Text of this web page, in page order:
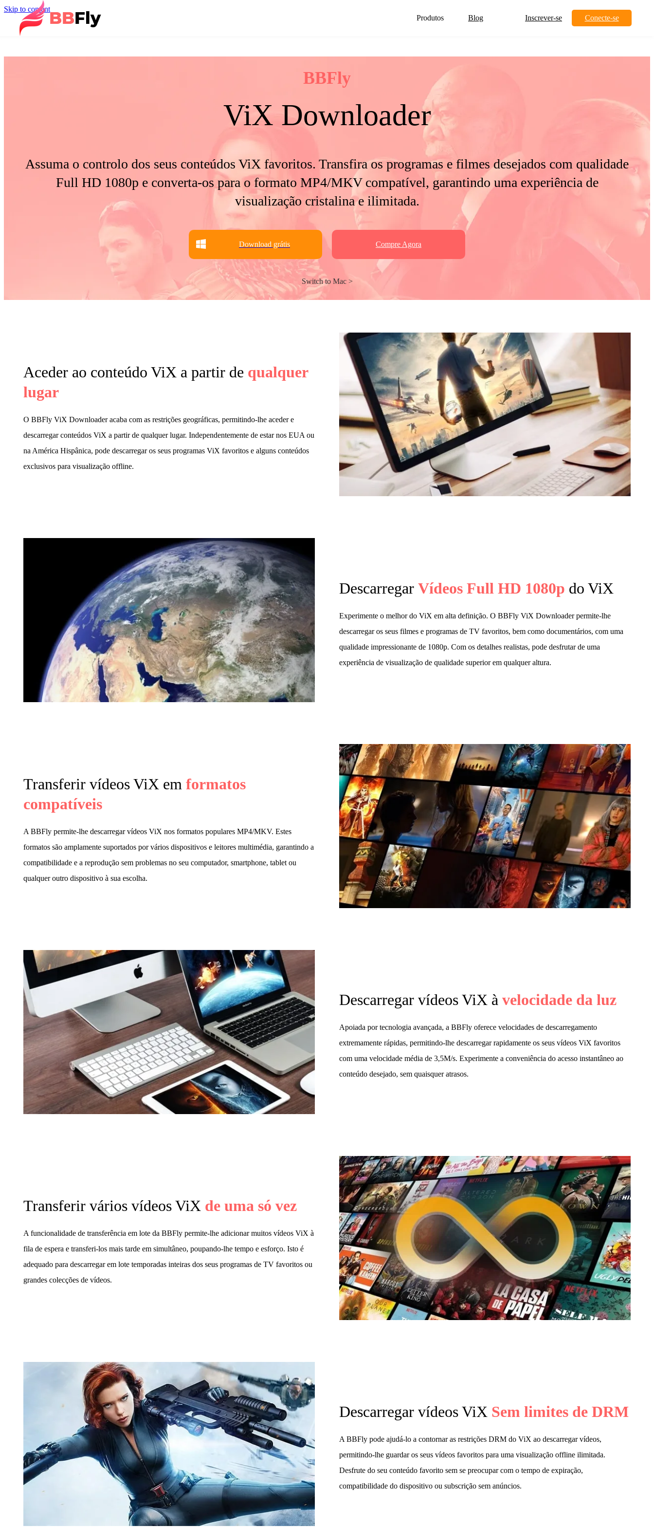
Skip to content
Produtos
Blog Inscrever-se Conecte-se
BBFly
ViX Downloader
Assuma o controlo dos seus conteúdos ViX favoritos. Transfira os programas e filmes desejados com qualidade
Full HD 1080p e converta-os para o formato MP4/MKV compatível, garantindo uma experiência de
visualização cristalina e ilimitada.
Download grátis Compre Agora
Switch to Mac >
Aceder ao conteúdo ViX a partir de qualquer
lugar
O BBFly ViX Downloader acaba com as restrições geográficas, permitindo-lhe aceder e
descarregar conteúdos ViX a partir de qualquer lugar. Independentemente de estar nos EUA ou
na América Hispânica, pode descarregar os seus programas ViX favoritos e alguns conteúdos
exclusivos para visualização offline.
Descarregar Vídeos Full HD 1080p do ViX
Experimente o melhor do ViX em alta definição. O BBFly ViX Downloader permite-lhe
descarregar os seus filmes e programas de TV favoritos, bem como documentários, com uma
qualidade impressionante de 1080p. Com os detalhes realistas, pode desfrutar de uma
experiência de visualização de qualidade superior em qualquer altura.
Transferir vídeos ViX em formatos
compatíveis
A BBFly permite-lhe descarregar vídeos ViX nos formatos populares MP4/MKV. Estes
formatos são amplamente suportados por vários dispositivos e leitores multimédia, garantindo a
compatibilidade e a reprodução sem problemas no seu computador, smartphone, tablet ou
qualquer outro dispositivo à sua escolha.
Descarregar vídeos ViX à velocidade da luz
Apoiada por tecnologia avançada, a BBFly oferece velocidades de descarregamento
extremamente rápidas, permitindo-lhe descarregar rapidamente os seus vídeos ViX favoritos
com uma velocidade média de 3,5M/s. Experimente a conveniência do acesso instantâneo ao
conteúdo desejado, sem quaisquer atrasos.
Transferir vários vídeos ViX de uma só vez
A funcionalidade de transferência em lote da BBFly permite-lhe adicionar muitos vídeos ViX à
fila de espera e transferi-los mais tarde em simultâneo, poupando-lhe tempo e esforço. Isto é
adequado para descarregar em lote temporadas inteiras dos seus programas de TV favoritos ou
grandes colecções de vídeos.
Descarregar vídeos ViX Sem limites de DRM
A BBFly pode ajudá-lo a contornar as restrições DRM do ViX ao descarregar vídeos,
permitindo-lhe guardar os seus vídeos favoritos para uma visualização offline ilimitada.
Desfrute do seu conteúdo favorito sem se preocupar com o tempo de expiração,
compatibilidade do dispositivo ou subscrição sem anúncios.